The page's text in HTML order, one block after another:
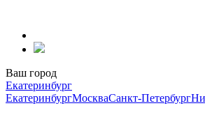
содержанию
Ваш город
Екатеринбург
ЕкатеринбургМоскваСанкт-Петербург